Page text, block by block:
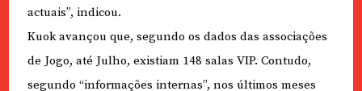
actuais”, indicou.
Kuok avançou que, segundo os dados das associações
de Jogo, até Julho, existiam 148 salas VIP. Contudo,
segundo “informações internas”, nos últimos meses